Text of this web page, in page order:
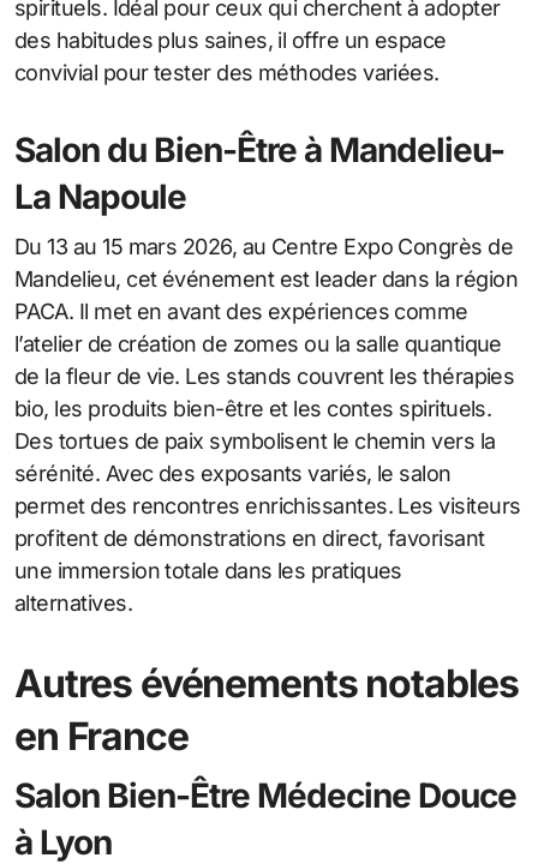
spirituels. Idéal pour ceux qui cherchent à adopter
des habitudes plus saines, il offre un espace
convivial pour tester des méthodes variées.
Salon du Bien-Être à Mandelieu-
La Napoule
Du 13 au 15 mars 2026, au Centre Expo Congrès de
Mandelieu, cet événement est leader dans la région
PACA. Il met en avant des expériences comme
l’atelier de création de zomes ou la salle quantique
de la fleur de vie. Les stands couvrent les thérapies
bio, les produits bien-être et les contes spirituels.
Des tortues de paix symbolisent le chemin vers la
sérénité. Avec des exposants variés, le salon
permet des rencontres enrichissantes. Les visiteurs
profitent de démonstrations en direct, favorisant
une immersion totale dans les pratiques
alternatives.
Autres événements notables
en France
Salon Bien-Être Médecine Douce
à Lyon